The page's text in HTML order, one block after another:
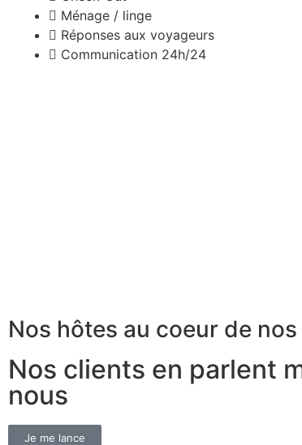
Ménage / linge
Réponses aux voyageurs
Communication 24h/24
Nos hôtes au coeur de
Nos clients en parlent
nous
Je me lance